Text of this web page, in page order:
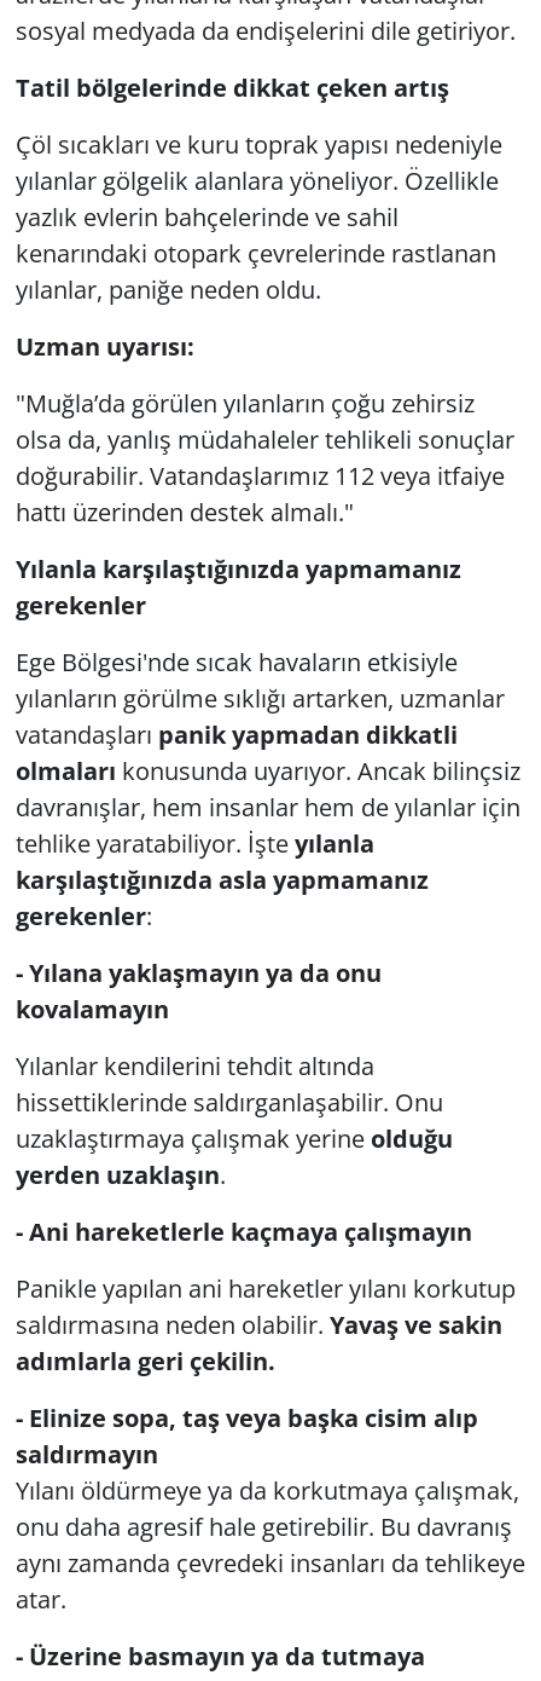
sosyal medyada da endişelerini dile getiriyor.
Tatil bölgelerinde dikkat çeken artış
Çöl sıcakları ve kuru toprak yapısı nedeniyle
yılanlar gölgelik alanlara yöneliyor. Özellikle
yazlık evlerin bahçelerinde ve sahil
kenarındaki otopark çevrelerinde rastlanan
yılanlar, paniğe neden oldu.
Uzman uyarısı:
"Muğla’da görülen yılanların çoğu zehirsiz
olsa da, yanlış müdahaleler tehlikeli sonuçlar
doğurabilir. Vatandaşlarımız 112 veya itfaiye
hattı üzerinden destek almalı."
Yılanla karşılaştığınızda yapmamanız
gerekenler
Ege Bölgesi'nde sıcak havaların etkisiyle
yılanların görülme sıklığı artarken, uzmanlar
vatandaşları panik yapmadan dikkatli
olmaları konusunda uyarıyor. Ancak bilinçsiz
davranışlar, hem insanlar hem de yılanlar için
tehlike yaratabiliyor. İşteyılanla
karşılaştığınızda asla yapmamanız
gerekenler:
- Yılana yaklaşmayın ya da onu
kovalamayın
Yılanlar kendilerini tehdit altında
hissettiklerinde saldırganlaşabilir. Onu
uzaklaştırmaya çalışmak yerine olduğu
yerden uzaklaşın.
- Ani hareketlerle kaçmaya çalışmayın
Panikle yapılan ani hareketler yılanı korkutup
saldırmasına neden olabilir. Yavaş ve sakin
adımlarla geri çekilin.
- Elinize sopa, taş veya başka cisim alıp
saldırmayın
Yılanı öldürmeye ya da korkutmaya çalışmak,
onu daha agresif hale getirebilir. Bu davranış
aynı zamanda çevredeki insanları da tehlikeye
atar.
- Üzerine basmayın ya da tutmaya